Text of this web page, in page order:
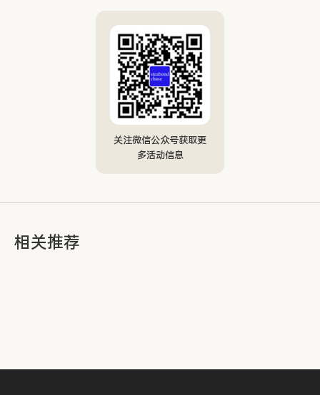
关注微信公众号获取更
多活动信息
相关推荐